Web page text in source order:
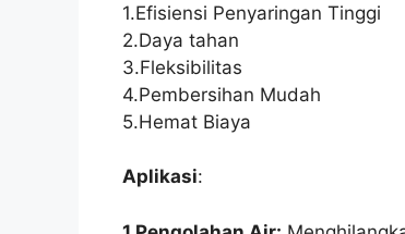
1.Efisiensi Penyaringan Tinggi
2.Daya tahan
3.Fleksibilitas
4.Pembersihan Mudah
5.Hemat Biaya
Aplikasi: